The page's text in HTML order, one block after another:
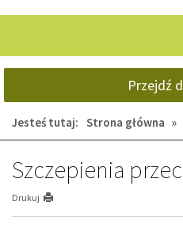
Przejdź
Jesteś tutaj: Strona główna »
Szczepienia
Drukuj